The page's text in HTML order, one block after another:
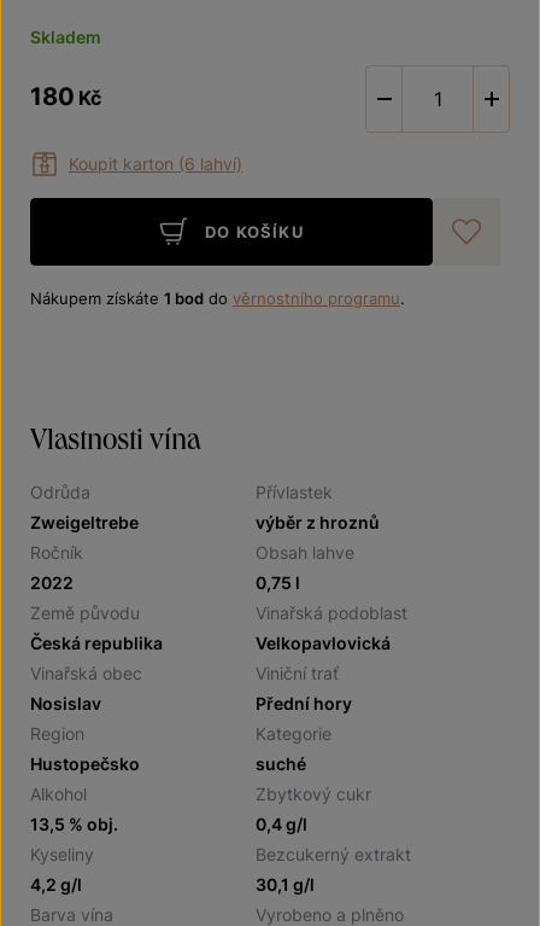
Skladem
180 Kč
Koupit karton (6 lahví)
-
DO KOŠÍKU
Nákupem získáte 1 bod do věrnostního programu.
Vlastnosti vína
Odrůda
Zweigeltrebe
Přívlastek
výběr z hroznů
Ročník
2022
Obsah lahve
0,75 l
Země původu
Česká republika
Vinařská podoblast
Velkopavlovická
Vinařská obec
Nosislav
Viniční trať
Přední hory
Region
Hustopečsko
Kategorie
suché
Alkohol
13,5 % obj.
Zbytkový cukr
0,4 g/l
Kyseliny
4,2 g/l
Bezcukerný extrakt
30,1 g/l
Barva vína
Vyrobeno a plněno